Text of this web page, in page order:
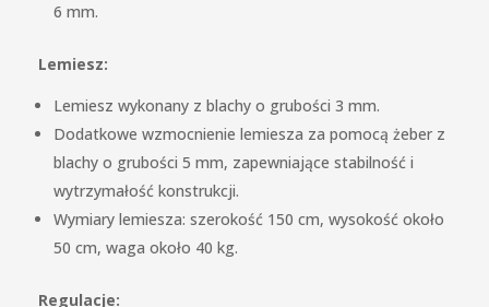
6 mm.
Lemiesz:
Lemiesz wykonany z blachy o grubości 3 mm.
Dodatkowe wzmocnienie lemiesza za pomocą żeber z
blachy o grubości 5 mm, zapewniające stabilność i
wytrzymałość konstrukcji.
Wymiary lemiesza: szerokość 150 cm, wysokość około
50 cm, waga około 40 kg.
Regulacje: